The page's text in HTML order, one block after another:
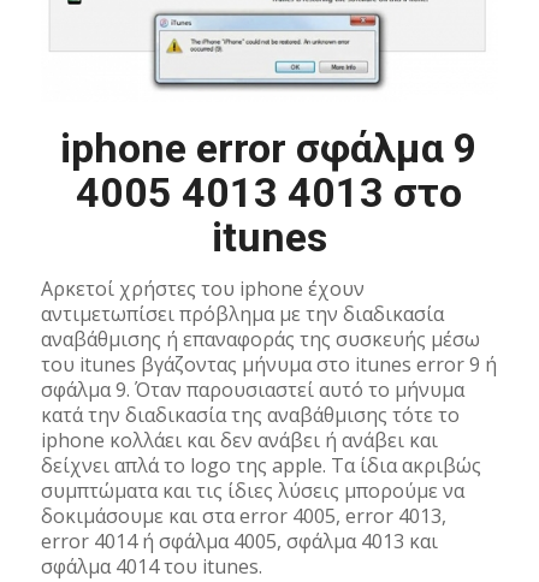
iphone error σφάλμα 9
4005 4013 4013 στο
itunes
Αρκετοί χρήστες του iphone έχουν
αντιμετωπίσει πρόβλημα με την διαδικασία
αναβάθμισης ή επαναφοράς της συσκευής μέσω
του itunes βγάζοντας μήνυμα στο itunes error 9 ή
σφάλμα 9. Όταν παρουσιαστεί αυτό το μήνυμα
κατά την διαδικασία της αναβάθμισης τότε το
iphone κολλάει και δεν ανάβει ή ανάβει και
δείχνει απλά το logo της apple. Τα ίδια ακριβώς
συμπτώματα και τις ίδιες λύσεις μπορούμε να
δοκιμάσουμε και στα error 4005, error 4013,
error 4014 ή σφάλμα 4005, σφάλμα 4013 και
σφάλμα 4014 του itunes.